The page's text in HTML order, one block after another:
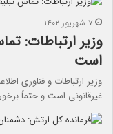
۷ شهریور ۱۴۰۲
وزیر ارتباطات:
است
غیرقانونی است و حتماً